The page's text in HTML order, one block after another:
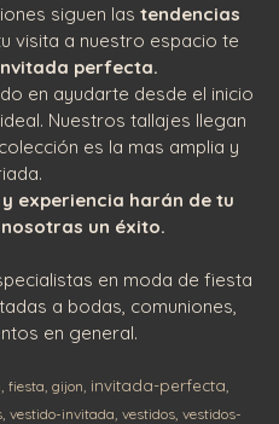
siguen las tendencias
visita a nuestro espacio te
perfecta.
en ayudarte desde el inicio
Nuestros tallajes llegan
es la mas amplia y
experiencia harán de tu
un éxito.
en moda de fiesta
a bodas, comuniones,
en general.
fiesta gijon invitada-perfecta
vestido-invitada vestidos vestidos-